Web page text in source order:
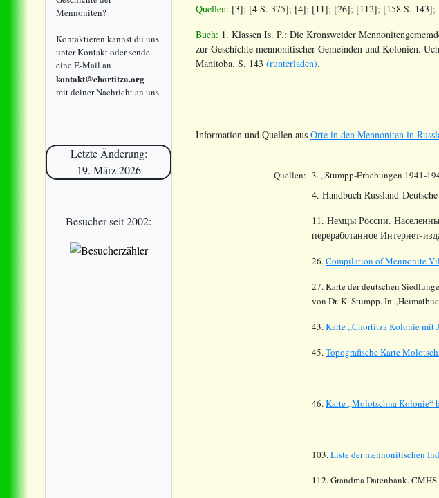
Mennoniten?
Kontaktieren kannst du uns
unter Kontakt oder sende
eine E-Mail an
kontakt@chortitza.org
mit deiner Nachricht an uns.
Letzte Änderung:
19. März 2026
Besucher seit 2002:
Quellen: [3]; [4 S. 375]; [4]; [11]; [26]; [112]; [158 S. 143];
Buch: 1. Klassen Is. P.: Die Kronsweider
zur Geschichte mennonitischer Gemeinden und Kolonien.
Manitoba. S. 143 (runterladen).
Information und Quellen aus Orte in den Mennoniten in
Quellen: 3. „Stumpp-Erhebungen 1941-
4. Handbuch Russland-
11. Немцы России.
переработанное Интернет-
26.Compilation of Mennonite
27. Karte der deutschen
von Dr. K.Stumpp. In
43.Karte „ChortitzaKolonie mit
45.Topografische Karte
46.Karte„MolotschnaKolonie“
103.Liste der mennonitischen
112.Grandma Datenbank.